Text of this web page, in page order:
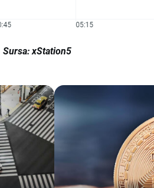
xStation5